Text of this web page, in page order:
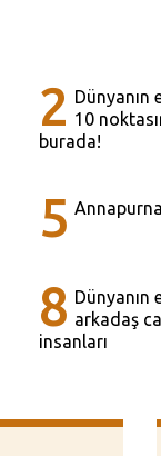
2 Dünyanın
10
burada!
5
8 Dünyanın
arkadaş
insanları